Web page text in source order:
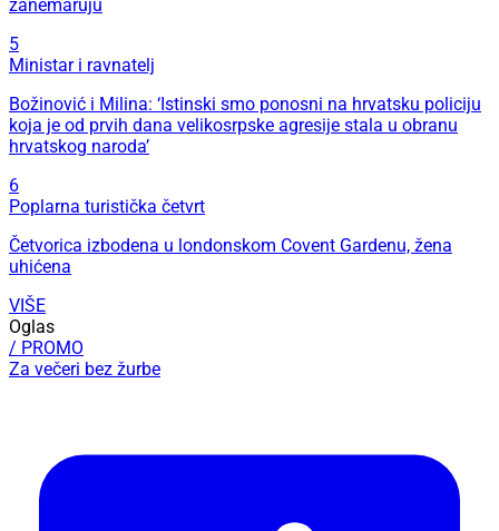
zanemaruju
5
Ministar i ravnatelj
Božinović i Milina: ‘Istinski smo ponosni na hrvatsku policiju
koja je od prvih dana velikosrpske agresije stala u obranu
hrvatskog naroda’
6
Poplarna turistička četvrt
Četvorica izbodena u londonskom Covent Gardenu, žena
uhićena
VIŠE
Oglas
/ PROMO
Za večeri bez žurbe